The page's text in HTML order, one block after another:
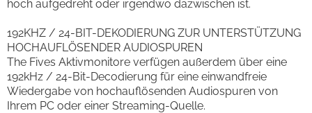
hoch aufgedreht oder irgendwo dazwischen ist.
192KHZ / 24-BIT-DEKODIERUNG ZUR UNTERSTÜTZUNG
HOCHAUFLÖSENDER AUDIOSPUREN
The Fives Aktivmonitore verfügen außerdem über eine
192kHz / 24-Bit-Decodierung für eine einwandfreie
Wiedergabe von hochauflösenden Audiospuren von
Ihrem PC oder einer Streaming-Quelle.